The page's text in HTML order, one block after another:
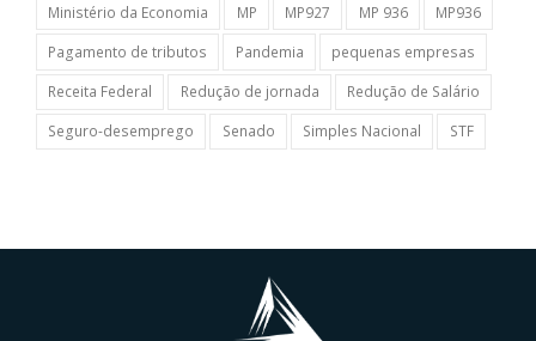
Ministério da Economia
MP MP927 MP 936
MP936
Pagamento de tributos
Pandemia
pequenas empresas
Receita Federal
Redução de jornada
Redução de Salário
Seguro-desemprego
Senado Simples Nacional STF